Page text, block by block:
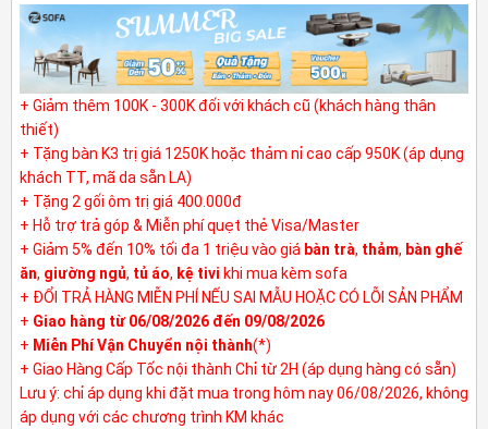
+ Giảm thêm 100K - 300K đối với khách cũ (khách hàng thân
thiết)
+ Tặng bàn K3 trị giá 1250K hoặc thảm nỉ cao cấp 950K (áp dụng
khách TT, mã da sẵn LA)
+ Tặng 2 gối ôm trị giá 400.000đ
+ Hỗ trợ trả góp & Miễn phí quẹt thẻ Visa/Master
+ Giảm 5% đến 10% tối đa 1 triệu vào giá bàn trà, thảm, bàn ghế
ăn, giường ngủ, tủ áo, kệ tivi khi mua kèm sofa
+ ĐỔI TRẢ HÀNG MIỄN PHÍ NẾU SAI MẪU HOẶC CÓ LỖI SẢN PHẨM
+ Giao hàng từ 06/08/2026 đến 09/08/2026
+ Miễn Phí Vận Chuyển nội thành(*)
+ Giao Hàng Cấp Tốc nội thành Chỉ từ 2H (áp dụng hàng có sẵn)
Lưu ý: chỉ áp dụng khi đặt mua trong hôm nay 06/08/2026, không
áp dụng với các chương trình KM khác